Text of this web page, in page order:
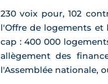
230 voix pour, 102
l'Offre de logements et
cap : 400 000
allègement des
l'Assemblée nationale,